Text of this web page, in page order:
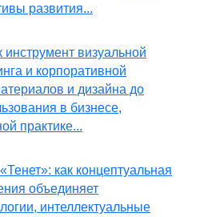
развития...
визуальной
и корпоративной
и дизайна до
в бизнесе,
практике...
как концептуальная
объединяет
интеллектуальные